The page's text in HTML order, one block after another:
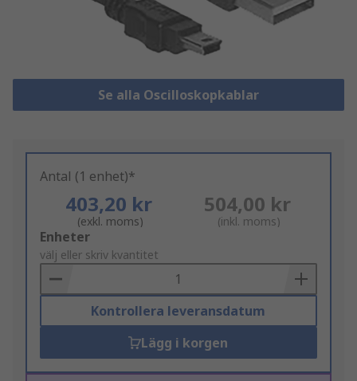
Se alla Oscilloskopkablar
Antal (1 enhet)*
403,20 kr
(exkl. moms)
504,00 kr
(inkl. moms)
Add
to
Basket
Enheter
välj eller skriv kvantitet
Kontrollera leveransdatum
Lägg i korgen